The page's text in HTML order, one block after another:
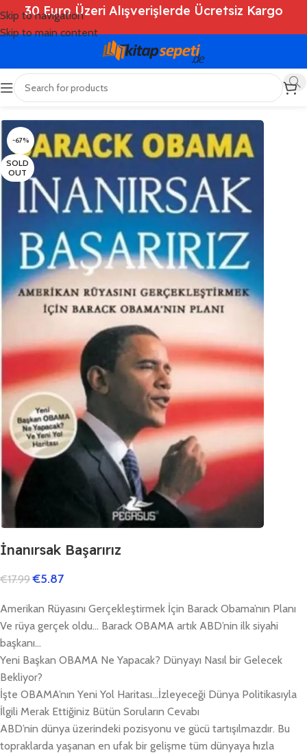
Skip to navigation
Skip to main content
30 Euro Üzeri Alışverişlerde Ücretsiz Kargo
Ana Sayfa Shop
-67%
SOLD
OUT
İnanırsak Başarırız
€17.99 €5.87
Amerikan Rüyasını Gerçekleştirmek İçin Barack Obama’nın Planı
Ve rüya gerçek oldu… Barack OBAMA artık ABD’nin ilk siyahi
başkanı…
Yeni Başkan OBAMA Ne Yapacak? Dünyayı Nasıl bir Gelecek
Bekliyor?
İşte OBAMA’nın Yeni Yol Haritası…İzleyeceği Dünya Politikasıyla
İlgili Merak Ettiğiniz Bütün Soruların Cevabı
ABD’nin dünya üzerindeki pozisyonu ve gücü tartışılmazdır. Bu
topraklarda yaşanan en ufak bir gelişme tüm dünyaya hızla